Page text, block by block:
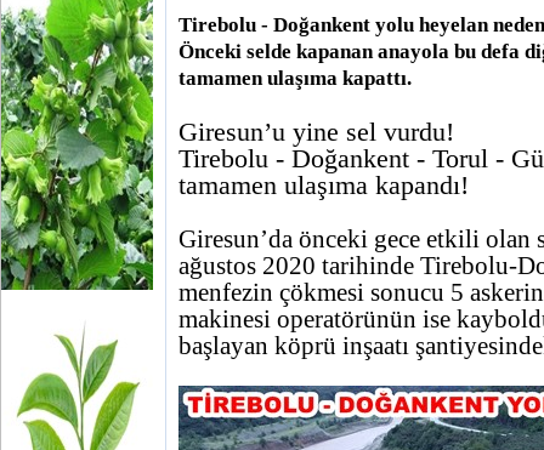
Tirebolu - Doğankent yolu heyelan
Önceki selde kapanan anayola bu defa
tamamen ulaşıma kapattı.
Giresun’u yine sel vurdu!
Tirebolu - Doğankent - Torul -
tamamen ulaşıma kapandı!
Giresun’da önceki gece etkili olan
ağustos 2020 tarihinde Tirebolu-
menfezin çökmesi sonucu 5
makinesi operatörünün ise
başlayan köprü inşaatı